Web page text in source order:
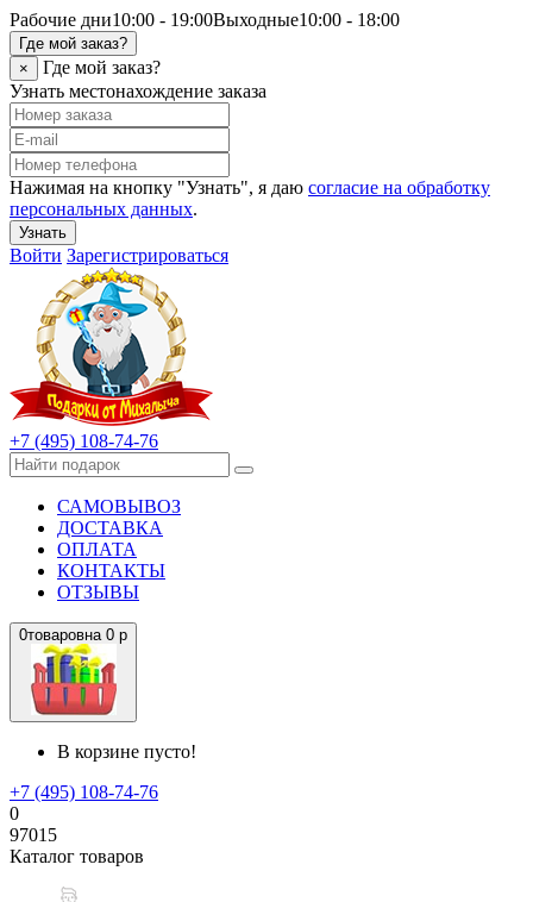
Рабочие дни10:00 - 19:00Выходные10:00 - 18:00
Где мой заказ?
×
Где мой заказ?
Узнать местонахождение заказа
Нажимая на кнопку "Узнать", я даю согласие на обработку
персональных данных.
Узнать
Войти Зарегистрироваться
+7 (495) 108-74-76
САМОВЫВОЗ
ДОСТАВКА
ОПЛАТА
КОНТАКТЫ
ОТЗЫВЫ
0товаровна 0 р
В корзине пусто!
+7 (495) 108-74-76
0
97015
Каталог товаров